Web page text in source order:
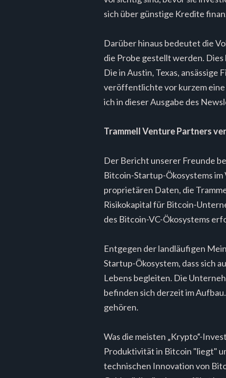
sich über günstige Kredite
Darüber hinaus bedeutet die
die Probe gestellt werden.
Die in Austin, Texas,
veröffentlichte vor kurzem
ich in dieser Ausgabe des
Trammell Venture Partners
Der Bericht unserer Freunde
Bitcoin-Startup-Ökosystems
proprietären Daten, die
Risikokapital für Bitcoin-
des Bitcoin-VC-Ökosystems
Entgegen der landläufigen
Startup-Ökosystem, dass sich
Lebens begleiten. Die
befinden sich derzeit im
gehören.
Was die meisten „Krypto“-
Produktivität in Bitcoin "liegt"
technischen Innovation von